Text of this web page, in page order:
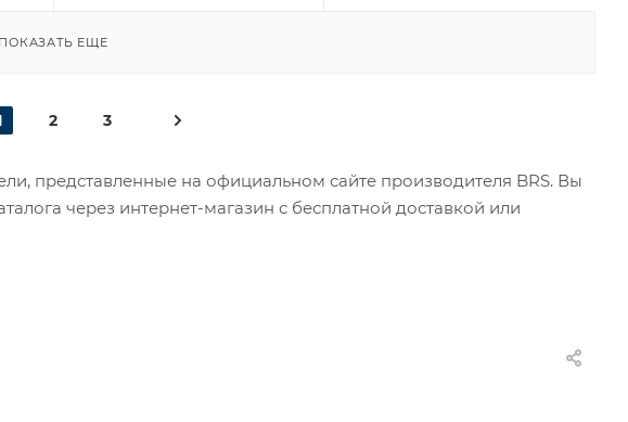
ПОКАЗАТЬ ЕЩЕ
2 3
представленные на официальном сайте производителя BRS. Вы
через интернет-магазин с бесплатной доставкой или